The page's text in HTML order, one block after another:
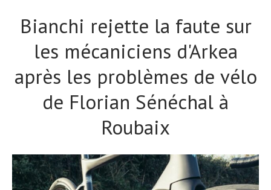
Bianchi rejette la faute sur
les mécaniciens d'Arkea
après les problèmes de vélo
de Florian Sénéchal à
Roubaix